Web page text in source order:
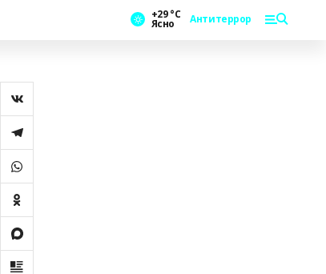
+29 °С
Ясно Антитеррор